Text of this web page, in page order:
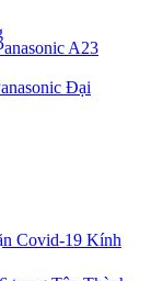
A23
Đại
Kính